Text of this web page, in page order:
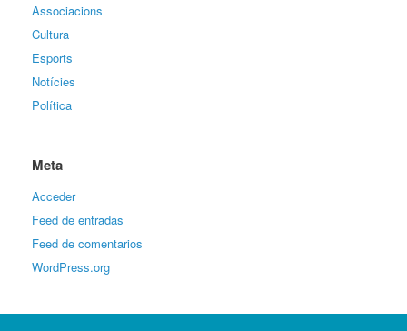
Associacions
Cultura
Esports
Notícies
Política
Meta
Acceder
Feed de entradas
Feed de comentarios
WordPress.org